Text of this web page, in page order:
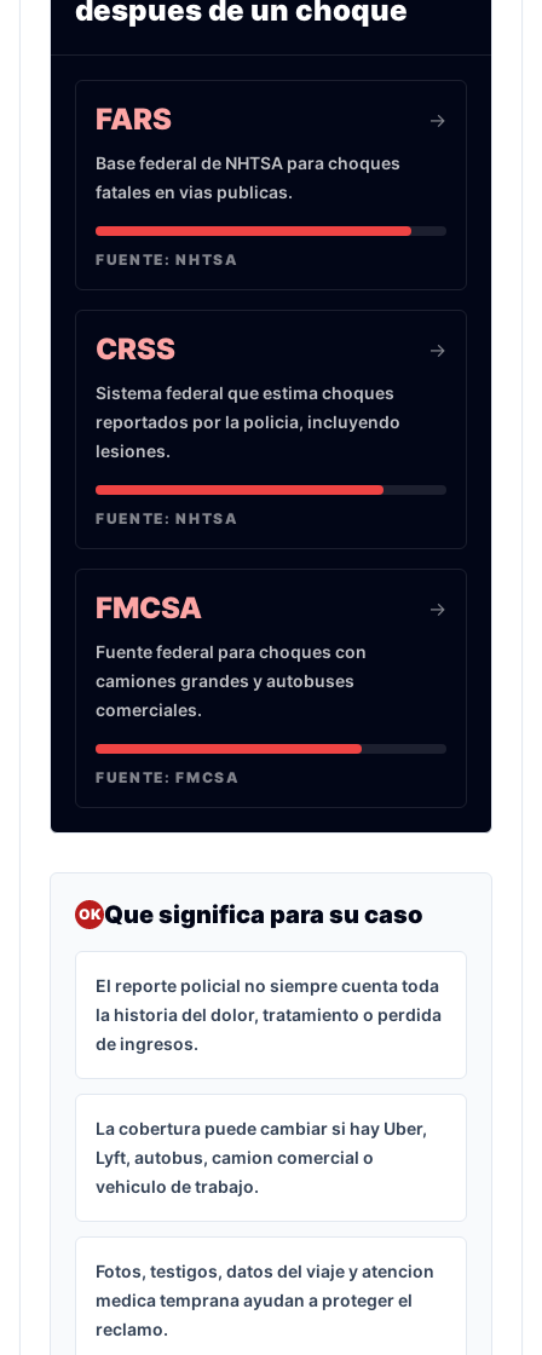
despues de un choque
FARS
Base federal de NHTSA para choques
fatales en vias publicas.
->
FUENTE:NHTSA
CRSS
Sistema federal que estima choques
reportados por la policia, incluyendo
lesiones.
->
FUENTE:NHTSA
FMCSA
Fuente federal para choques con
camiones grandes y autobuses
comerciales.
->
FUENTE:FMCSA
OKQue significa para su caso
El reporte policial no siempre cuenta toda
la historia del dolor, tratamiento o perdida
de ingresos.
La cobertura puede cambiar si hay Uber,
Lyft, autobus, camion comercial o
vehiculo de trabajo.
Fotos, testigos, datos del viaje y atencion
medica temprana ayudan a proteger el
reclamo.